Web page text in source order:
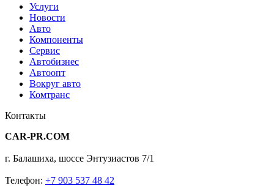
Услуги
Новости
Авто
Компоненты
Сервис
Автобизнес
Автоопт
Вокруг авто
Комтранс
Контакты
CAR-PR.COM
г. Балашиха, шоссе Энтузиастов 7/1
Телефон: +7 903 537 48 42